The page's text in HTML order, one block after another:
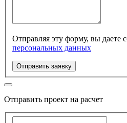
Отправляя эту форму, вы даете
персональных данных
Отправить заявку
Отправить проект на расчет